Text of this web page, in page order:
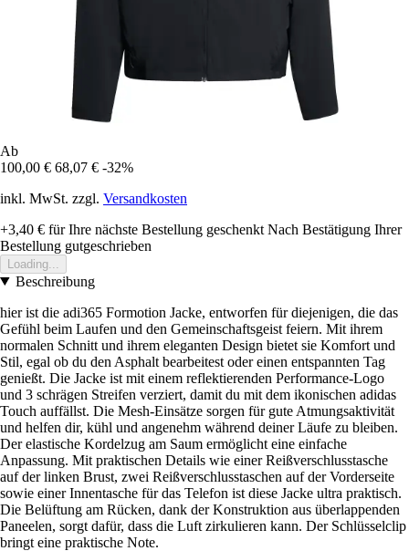
Ab
100,00 € 68,07 € -32%
inkl. MwSt. zzgl. Versandkosten
+3,40 € für Ihre nächste Bestellung geschenkt Nach Bestätigung Ihrer
Bestellung gutgeschrieben
Loading...
Beschreibung
hier ist die adi365 Formotion Jacke, entworfen für diejenigen, die das
Gefühl beim Laufen und den Gemeinschaftsgeist feiern. Mit ihrem
normalen Schnitt und ihrem eleganten Design bietet sie Komfort und
Stil, egal ob du den Asphalt bearbeitest oder einen entspannten Tag
genießt. Die Jacke ist mit einem reflektierenden Performance-Logo
und 3 schrägen Streifen verziert, damit du mit dem ikonischen adidas
Touch auffällst. Die Mesh-Einsätze sorgen für gute Atmungsaktivität
und helfen dir, kühl und angenehm während deiner Läufe zu bleiben.
Der elastische Kordelzug am Saum ermöglicht eine einfache
Anpassung. Mit praktischen Details wie einer Reißverschlusstasche
auf der linken Brust, zwei Reißverschlusstaschen auf der Vorderseite
sowie einer Innentasche für das Telefon ist diese Jacke ultra praktisch.
Die Belüftung am Rücken, dank der Konstruktion aus überlappenden
Paneelen, sorgt dafür, dass die Luft zirkulieren kann. Der Schlüsselclip
bringt eine praktische Note.